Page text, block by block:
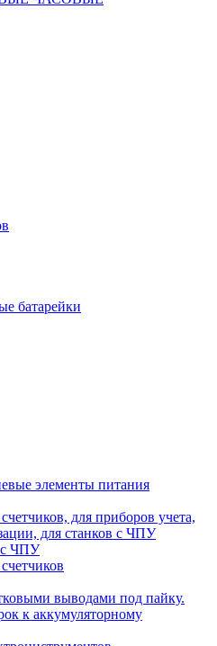
батарейки
элементы питания
для приборов учета,
для станков с ЧПУ
с ЧПУ
выводами под пайку.
к аккумуляторному